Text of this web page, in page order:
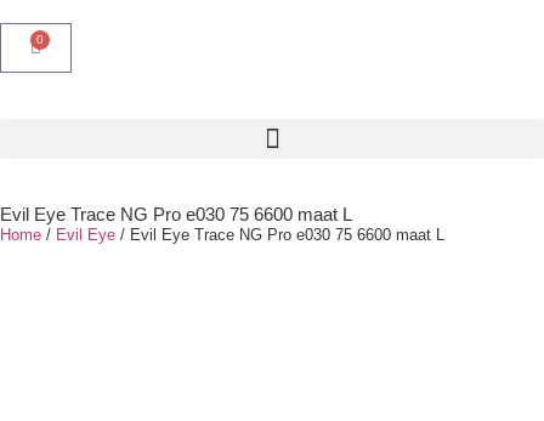
0
Evil Eye Trace NG Pro e030 75 6600 maat L
Home / Evil Eye / Evil Eye Trace NG Pro e030 75 6600 maat L